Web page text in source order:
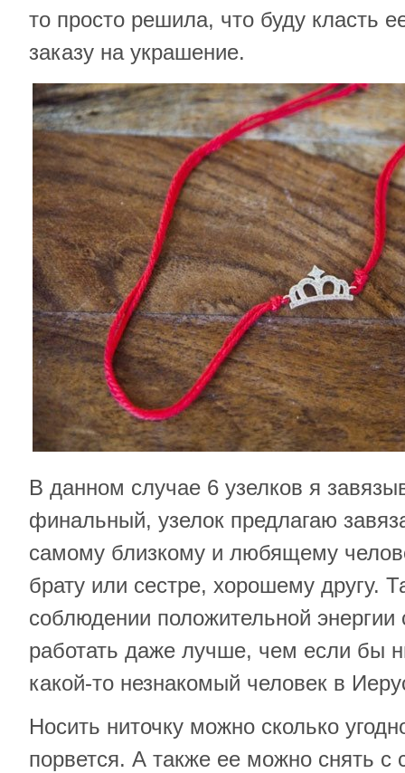
то просто решила, что буду класть
заказу на украшение.
В данном случае 6 узелков я
финальный, узелок предлагаю
самому близкому и любящему
брату или сестре, хорошему другу.
соблюдении положительной энергии
работать даже лучше, чем если бы
какой-то незнакомый человек в
Носить ниточку можно сколько
порвется. А также ее можно снять с